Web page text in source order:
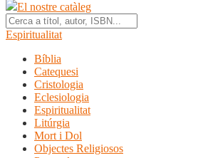
El nostre catàleg
Espiritualitat
Bíblia
Catequesi
Cristologia
Eclesiologia
Espiritualitat
Litúrgia
Mort i Dol
Objectes Religiosos